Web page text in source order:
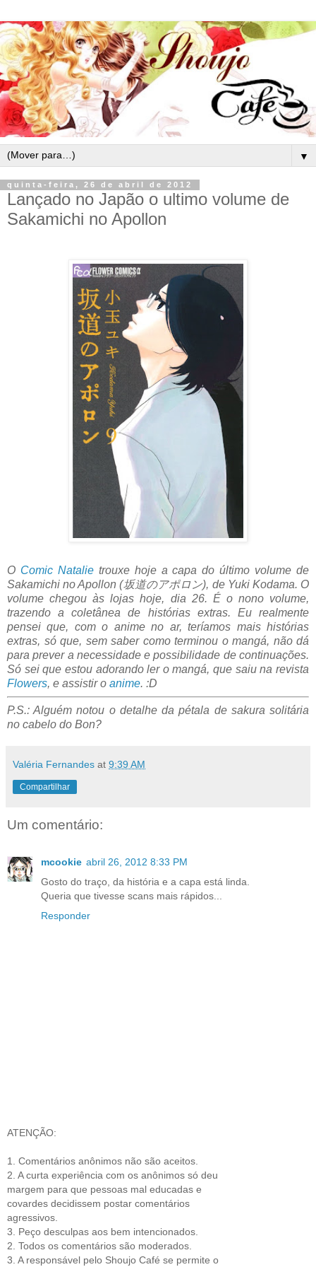
▼
quinta-feira, 26 de abril de 2012
Lançado no Japão o ultimo volume de
Sakamichi no Apollon
O Comic Natalietrouxe hoje a capa do último volume de
Sakamichi no Apollon (坂道のアポロン), de Yuki Kodama. O
volume chegou às lojas hoje, dia 26. É o nono volume,
trazendo a coletânea de histórias extras. Eu realmente
pensei que, com o anime no ar, teríamos mais histórias
extras, só que, sem saber como terminou o mangá, não dá
para prever a necessidade e possibilidade de continuações.
Só sei que estou adorando ler o mangá, que saiu na revista
Flowers, e assistir o anime. :D
P.S.: Alguém notou o detalhe da pétala de sakura solitária
no cabelo do Bon?
Valéria Fernandes at 9:39 AM
Compartilhar
Um comentário:
mcookie abril 26, 2012 8:33 PM
Gosto do traço, da história e a capa está linda.
Queria que tivesse scans mais rápidos...
Responder
ATENÇÃO:
1. Comentários anônimos não são aceitos.
2. A curta experiência com os anônimos só deu
margem para que pessoas mal educadas e
covardes decidissem postar comentários
agressivos.
3. Peço desculpas aos bem intencionados.
2. Todos os comentários são moderados.
3. A responsável pelo Shoujo Café se permite o